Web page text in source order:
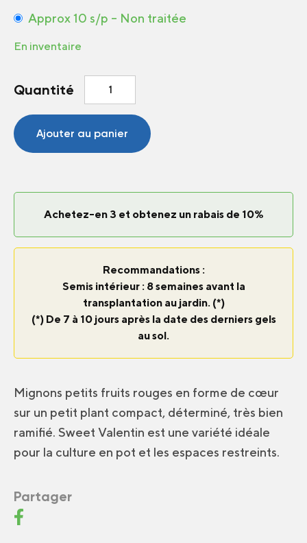
Approx 10 s/p – Non traitée
En inventaire
Quantité
quantité
Tomate
Sweet
Ajouter au panier
Achetez-en 3 et obtenez un rabais de 10%
Recommandations :
Semis intérieur : 8 semaines avant la
transplantation au jardin. (*)
(*) De 7 à 10 jours après la date des derniers gels
au sol.
Mignons petits fruits rouges en forme de cœur
sur un petit plant compact, déterminé, très bien
ramifié. Sweet Valentin est une variété idéale
pour la culture en pot et les espaces restreints.
Partager